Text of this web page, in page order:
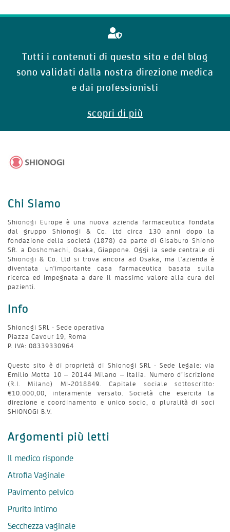
Tutti i contenuti di questo sito e del blog
sono validati dalla nostra direzione medica
e dai professionisti
scopri di più
Chi Siamo
Shionogi Europe è una nuova azienda farmaceutica fondata
dal gruppo Shionogi & Co. Ltd circa 130 anni dopo la
fondazione della società (1878) da parte di Gisaburo Shiono
SR. a Doshomachi, Osaka, Giappone. Oggi la sede centrale di
Shionogi & Co. Ltd si trova ancora ad Osaka, ma l'azienda è
diventata un'importante casa farmaceutica basata sulla
ricerca ed impegnata a dare il massimo valore alla cura dei
pazienti.
Info
Shionogi SRL - Sede operativa
Piazza Cavour 19, Roma
P. IVA: 08339330964
Questo sito è di proprietà di Shionogi SRL - Sede Legale: via
Emilio Motta 10 – 20144 Milano – Italia. Numero d’iscrizione
(R.I. Milano) MI-2018849. Capitale sociale sottoscritto:
€10.000,00, interamente versato. Società che esercita la
direzione e coordinamento e unico socio, o pluralità di soci
SHIONOGI B.V.
Argomenti più letti
Il medico risponde
Atrofia Vaginale
Pavimento pelvico
Prurito intimo
Secchezza vaginale